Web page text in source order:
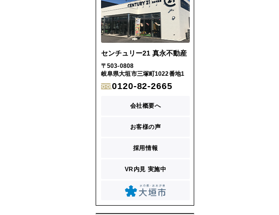
センチュリー21 真永不動産
〒503-0808
岐阜県大垣市三塚町1022番地1
0120-82-2665
会社概要へ
お客様の声
採用情報
VR内見 実施中